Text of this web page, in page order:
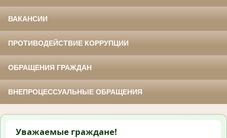
ВАКАНСИИ
ПРОТИВОДЕЙСТВИЕ КОРРУПЦИИ
ОБРАЩЕНИЯ ГРАЖДАН
ВНЕПРОЦЕССУАЛЬНЫЕ ОБРАЩЕНИЯ
Уважаемые граждане!